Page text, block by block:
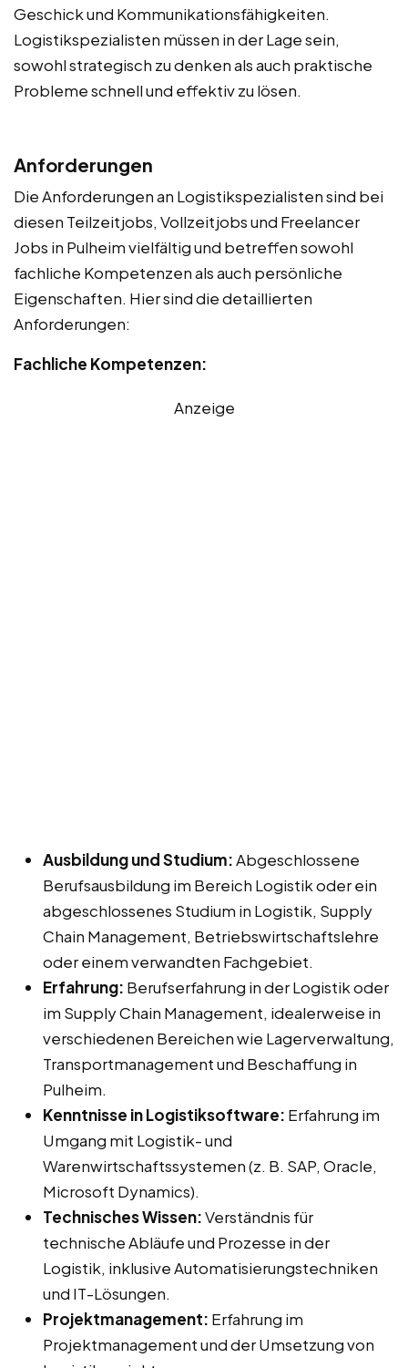
Geschick und Kommunikationsfähigkeiten.
Logistikspezialisten müssen in der Lage sein,
sowohl strategisch zu denken als auch praktische
Probleme schnell und effektiv zu lösen.
Anforderungen
Die Anforderungen an Logistikspezialisten sind bei
diesen Teilzeitjobs, Vollzeitjobs und Freelancer
Jobs in Pulheim vielfältig und betreffen sowohl
fachliche Kompetenzen als auch persönliche
Eigenschaften. Hier sind die detaillierten
Anforderungen:
Fachliche Kompetenzen:
Anzeige
Ausbildung und Studium:Abgeschlossene
Berufsausbildung im Bereich Logistik oder ein
abgeschlossenes Studium in Logistik, Supply
Chain Management, Betriebswirtschaftslehre
oder einem verwandten Fachgebiet.
Erfahrung: Berufserfahrung in der Logistik oder
im Supply Chain Management, idealerweise in
verschiedenen Bereichen wie Lagerverwaltung,
Transportmanagement und Beschaffung in
Pulheim.
Kenntnisse in Logistiksoftware: Erfahrung im
Umgang mit Logistik- und
Warenwirtschaftssystemen (z. B. SAP, Oracle,
Microsoft Dynamics).
Technisches Wissen:Verständnis für
technische Abläufe und Prozesse in der
Logistik, inklusive Automatisierungstechniken
und IT-Lösungen.
Projektmanagement: Erfahrung im
Projektmanagement und der Umsetzung von